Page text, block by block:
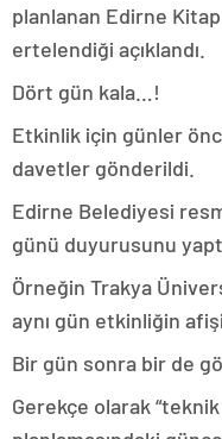
planlanan Edirne
ertelendiği açıklandı.
Dört gün kala…!
Etkinlik için günler
davetler gönderildi.
Edirne Belediyesi
günü duyurusunu
Örneğin Trakya
aynı gün etkinliğin afişi
Bir gün sonra bir de
Gerekçe olarak